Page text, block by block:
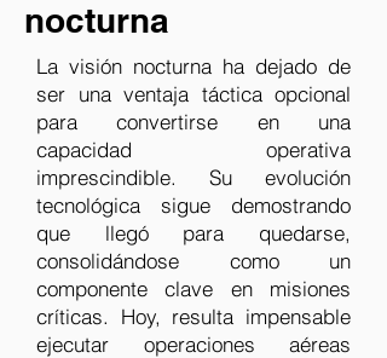
nocturna
La visión nocturna ha dejado de
ser una ventaja táctica opcional
para convertirse en una
capacidad operativa
imprescindible. Su evolución
tecnológica sigue demostrando
que llegó para quedarse,
consolidándose como un
componente clave en misiones
críticas. Hoy, resulta impensable
ejecutar operaciones aéreas